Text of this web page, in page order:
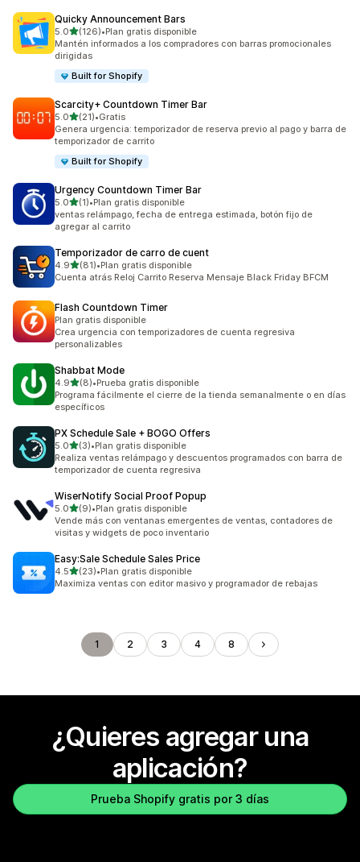
Quicky Announcement Bars
5.0de 5 estrellas
(126)
126 reseñas en total
•Plan gratis disponible
Mantén informados a los compradores con barras promocionales
dirigidas
Built for Shopify
Scarcity+ Countdown Timer Bar
5.0de 5 estrellas
(21)
21 reseñas en total
•Gratis
Genera urgencia: temporizador de reserva previo al pago y barra de
temporizador de carrito
Built for Shopify
Urgency Countdown Timer Bar
5.0de 5 estrellas
(1)
1 reseñas en total
•Plan gratis disponible
ventas relámpago, fecha de entrega estimada, botón fijo de
agregar al carrito
Temporizador de carro de cuent
4.9de 5 estrellas
(81)
81 reseñas en total
•Plan gratis disponible
Cuenta atrás Reloj Carrito Reserva Mensaje Black Friday BFCM
Flash Countdown Timer
Plan gratis disponible
Crea urgencia con temporizadores de cuenta regresiva
personalizables
Shabbat Mode
4.9de 5 estrellas
(8)
8 reseñas en total
•Prueba gratis disponible
Programa fácilmente el cierre de la tienda semanalmente o en días
específicos
PX Schedule Sale + BOGO Offers
5.0de 5 estrellas
(3)
3 reseñas en total
•Plan gratis disponible
Realiza ventas relámpago y descuentos programados con barra de
temporizador de cuenta regresiva
WiserNotify Social Proof Popup
5.0de 5 estrellas
(9)
9 reseñas en total
•Plan gratis disponible
Vende más con ventanas emergentes de ventas, contadores de
visitas y widgets de poco inventario
Easy:Sale Schedule Sales Price
4.5de 5 estrellas
(23)
23 reseñas en total
•Plan gratis disponible
Maximiza ventas con editor masivo y programador de rebajas
1 2 3 4 8
¿Quieres agregar una
aplicación?
Prueba Shopify gratis por 3 días